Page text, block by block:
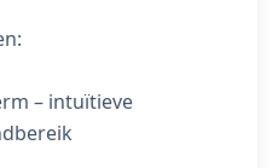
– intuïtieve